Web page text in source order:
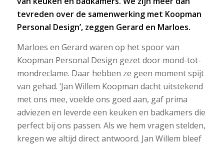
tevreden over de samenwerking met Koopman
Personal Design’, zeggen Gerard en Marloes.
Marloes en Gerard waren op het spoor van
Koopman Personal Design gezet door mond-tot-
mondreclame. Daar hebben ze geen moment spijt
van gehad. ‘Jan Willem Koopman dacht uitstekend
met ons mee, voelde ons goed aan, gaf prima
adviezen en leverde een keuken en badkamers die
perfect bij ons passen. Als we hem vragen stelden,
kregen we altijd direct antwoord. Jan Willem bleef